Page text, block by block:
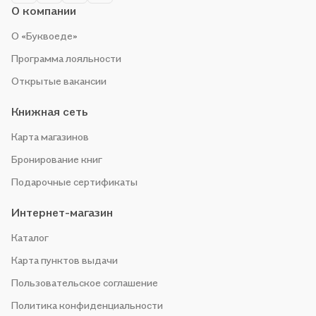
О компании
О «Буквоеде»
Программа лояльности
Открытые вакансии
Книжная сеть
Карта магазинов
Бронирование книг
Подарочные сертификаты
Интернет-магазин
Каталог
Карта пунктов выдачи
Пользовательское соглашение
Политика конфиденциальности